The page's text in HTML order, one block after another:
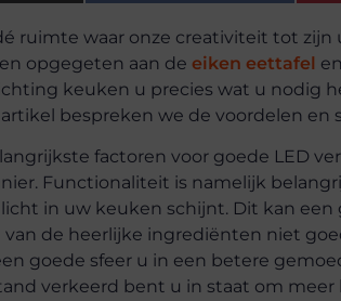
ruimte waar onze creativiteit tot
opgegeten aan de eiken eettafel
keuken u precies wat u nodig
bespreken we de voordelen en
factoren voor goede LED
Functionaliteit is namelijk
in uw keuken schijnt. Dit kan
de heerlijke ingrediënten niet
goede sfeer u in een betere
verkeerd bent u in staat om